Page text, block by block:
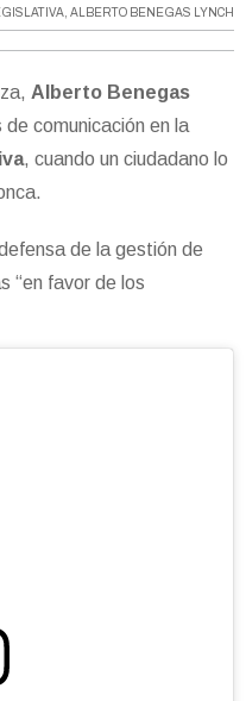
, ALBERTO BENEGAS LYNCH
Alberto Benegas
comunicación en la
, cuando un ciudadano lo
de la gestión de
“en favor de los